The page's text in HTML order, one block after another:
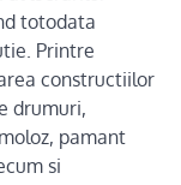
totodata
Printre
constructiilor
drumuri,
pamant
si